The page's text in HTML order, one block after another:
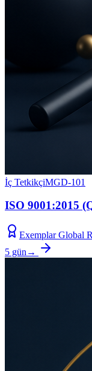
İç TetkikçiMGD-101
ISO 9001:2015
Exemplar Global
5 gün →